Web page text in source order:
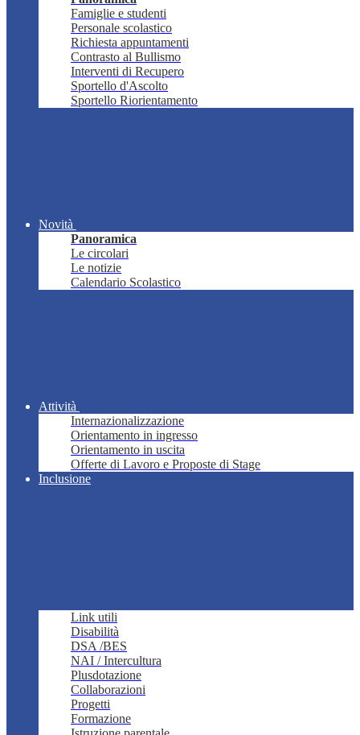
Famiglie e studenti
Personale scolastico
Richiesta appuntamenti
Contrasto al Bullismo
Interventi di Recupero
Sportello d'Ascolto
Sportello Riorientamento
Novità
Panoramica
Le circolari
Le notizie
Calendario Scolastico
Attività
Internazionalizzazione
Orientamento in ingresso
Orientamento in uscita
Offerte di Lavoro e Proposte di Stage
Inclusione
Link utili
Disabilità
DSA /BES
NAI / Intercultura
Plusdotazione
Collaborazioni
Progetti
Formazione